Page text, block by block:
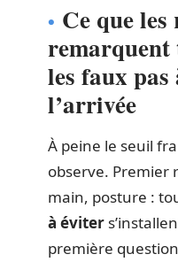
Ce que
remarquent
les faux pas
l’arrivée
À peine le seuil
observe. Premier
main, posture :
à éviter
première